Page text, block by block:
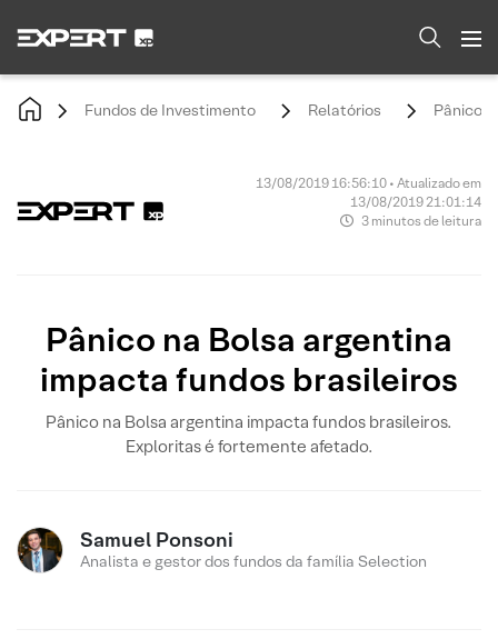
Fundos de Investimento Relatórios Pânico
13/08/2019 16:56:10 • Atualizado em
13/08/2019 21:01:14
3 minutos de leitura
Pânico na Bolsa argentina
impacta fundos brasileiros
Pânico na Bolsa argentina impacta fundos brasileiros.
Exploritas é fortemente afetado.
Samuel Ponsoni
Analista e gestor dos fundos da família Selection